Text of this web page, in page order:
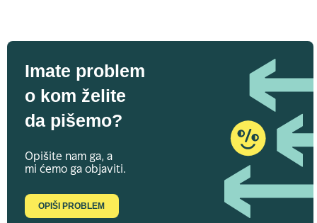
Imate problem
o kom želite
da pišemo?
Opišite nam ga, a
mi ćemo ga objaviti.
OPIŠI PROBLEM